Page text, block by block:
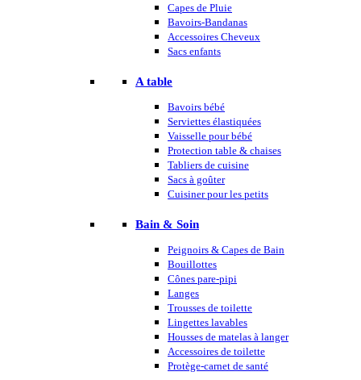
Capes de Pluie
Bavoirs-Bandanas
Accessoires Cheveux
Sacs enfants
A table
Bavoirs bébé
Serviettes élastiquées
Vaisselle pour bébé
Protection table & chaises
Tabliers de cuisine
Sacs à goûter
Cuisiner pour les petits
Bain & Soin
Peignoirs & Capes de Bain
Bouillottes
Cônes pare-pipi
Langes
Trousses de toilette
Lingettes lavables
Housses de matelas à langer
Accessoires de toilette
Protège-carnet de santé